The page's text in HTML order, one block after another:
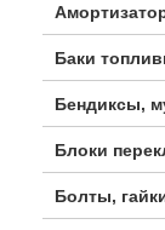
Баки
Бендиксы,
Блоки
Болты,